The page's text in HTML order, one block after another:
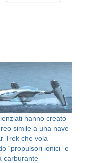
hanno creato
simile a una nave
Trek che vola
“propulsori ionici” e
carburante